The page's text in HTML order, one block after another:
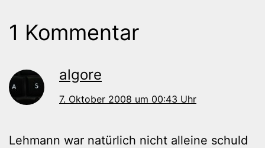
1 Kommentar
algore
7. Oktober 2008 um 00:43 Uhr
Lehmann war natürlich nicht alleine schuld